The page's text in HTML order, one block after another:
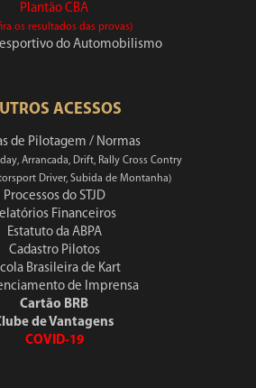
Plantão CBA
os resultados das provas)
do Automobilismo
ACESSOS
de Pilotagem / Normas
Arrancada, Drift, Rally Cross Contry
Driver, Subida de Montanha)
Processos do STJD
Financeiros
Estatuto da ABPA
Cadastro Pilotos
Brasileira de Kart
de Imprensa
Cartão BRB
de Vantagens
COVID-19